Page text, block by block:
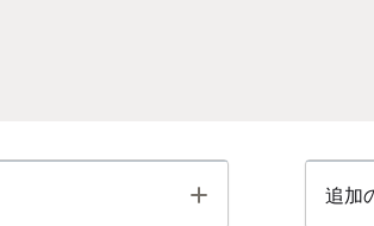
Toggle 追加